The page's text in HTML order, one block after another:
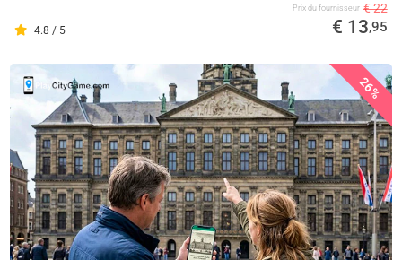
4.8 / 5
Prix ​​du fournisseur € 22
€ 13,95
26%